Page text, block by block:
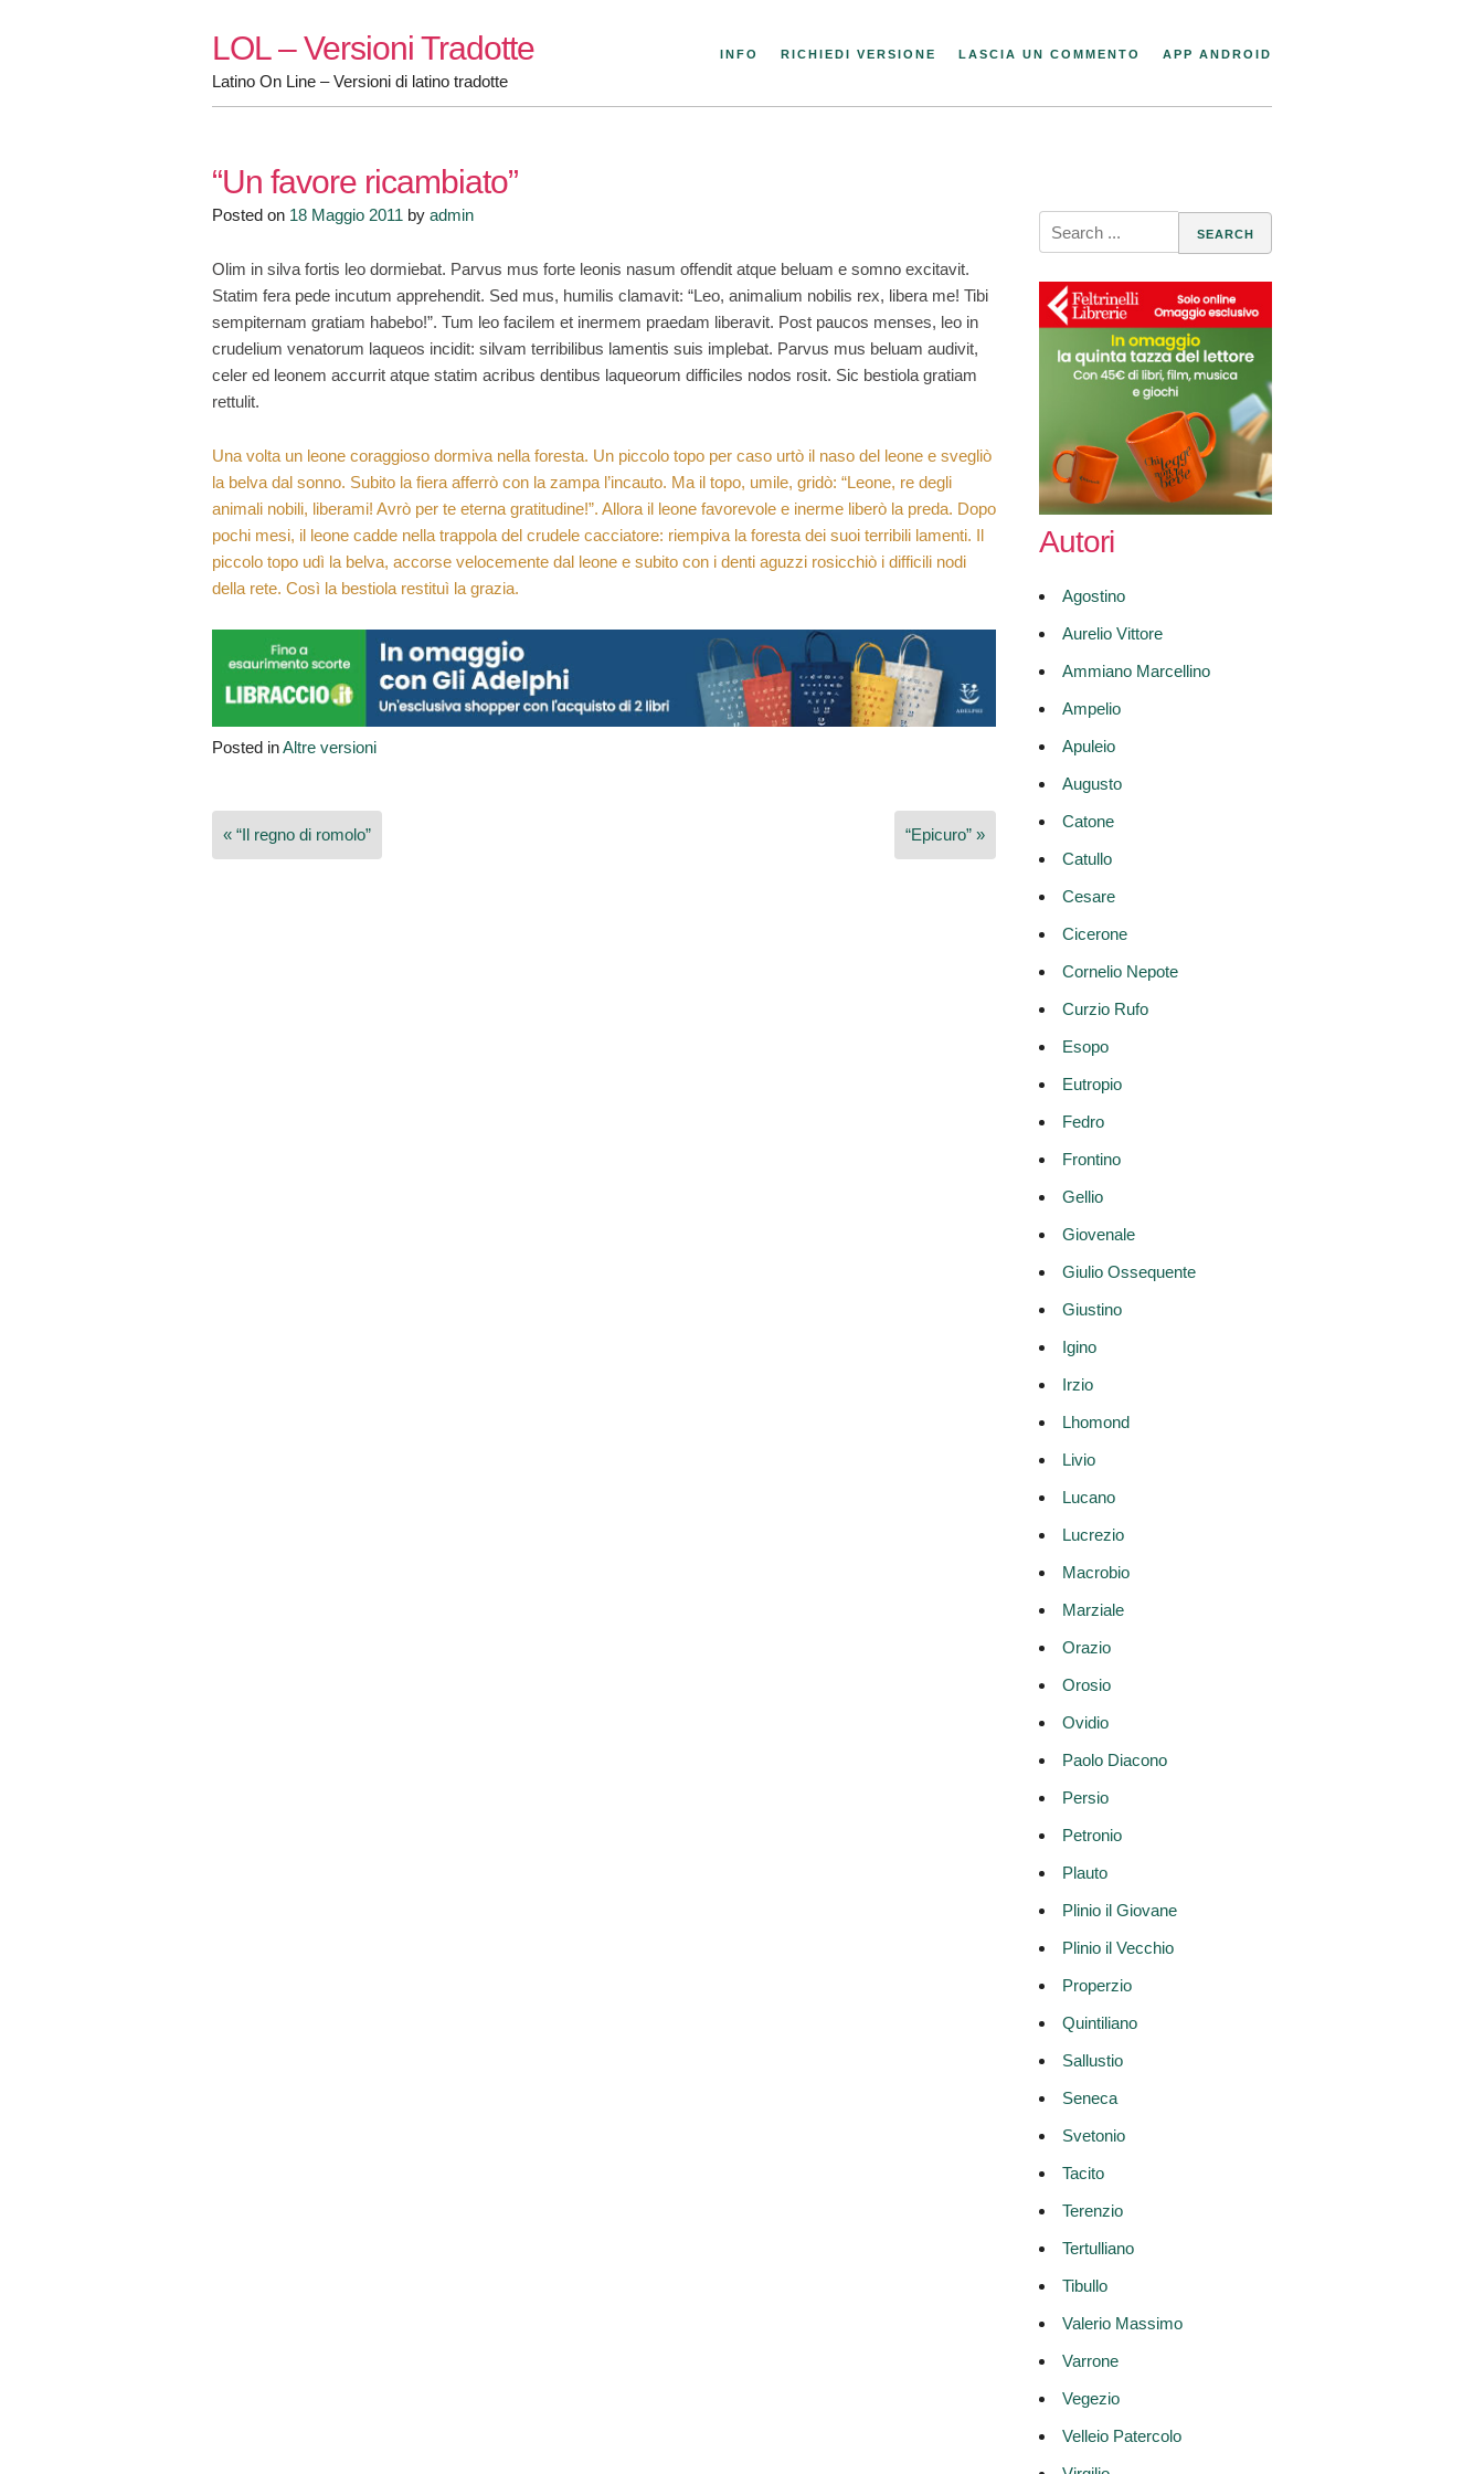
LOL – Versioni Tradotte
Latino On Line – Versioni di latino tradotte
INFO RICHIEDI VERSIONE LASCIA UN COMMENTO APP ANDROID
“Un favore ricambiato”
Posted on 18 Maggio 2011 by admin
Olim in silva fortis leo dormiebat. Parvus mus forte leonis nasum offendit atque beluam e somno excitavit.
Statim fera pede incutum apprehendit. Sed mus, humilis clamavit: “Leo, animalium nobilis rex, libera me! Tibi
sempiternam gratiam habebo!”. Tum leo facilem et inermem praedam liberavit. Post paucos menses, leo in
crudelium venatorum laqueos incidit: silvam terribilibus lamentis suis implebat. Parvus mus beluam audivit,
celer ed leonem accurrit atque statim acribus dentibus laqueorum difficiles nodos rosit. Sic bestiola gratiam
rettulit.
Una volta un leone coraggioso dormiva nella foresta. Un piccolo topo per caso urtò il naso del leone e svegliò
la belva dal sonno. Subito la fiera afferrò con la zampa l’incauto. Ma il topo, umile, gridò: “Leone, re degli
animali nobili, liberami! Avrò per te eterna gratitudine!”. Allora il leone favorevole e inerme liberò la preda. Dopo
pochi mesi, il leone cadde nella trappola del crudele cacciatore: riempiva la foresta dei suoi terribili lamenti. Il
piccolo topo udì la belva, accorse velocemente dal leone e subito con i denti aguzzi rosicchiò i difficili nodi
della rete. Così la bestiola restituì la grazia.
Posted inAltre versioni
Navigazione
articoli
« “Il regno di romolo” “Epicuro” »
Search
for:
Autori
Agostino
Aurelio Vittore
Ammiano Marcellino
Ampelio
Apuleio
Augusto
Catone
Catullo
Cesare
Cicerone
Cornelio Nepote
Curzio Rufo
Esopo
Eutropio
Fedro
Frontino
Gellio
Giovenale
Giulio Ossequente
Giustino
Igino
Irzio
Lhomond
Livio
Lucano
Lucrezio
Macrobio
Marziale
Orazio
Orosio
Ovidio
Paolo Diacono
Persio
Petronio
Plauto
Plinio il Giovane
Plinio il Vecchio
Properzio
Quintiliano
Sallustio
Seneca
Svetonio
Tacito
Terenzio
Tertulliano
Tibullo
Valerio Massimo
Varrone
Vegezio
Velleio Patercolo